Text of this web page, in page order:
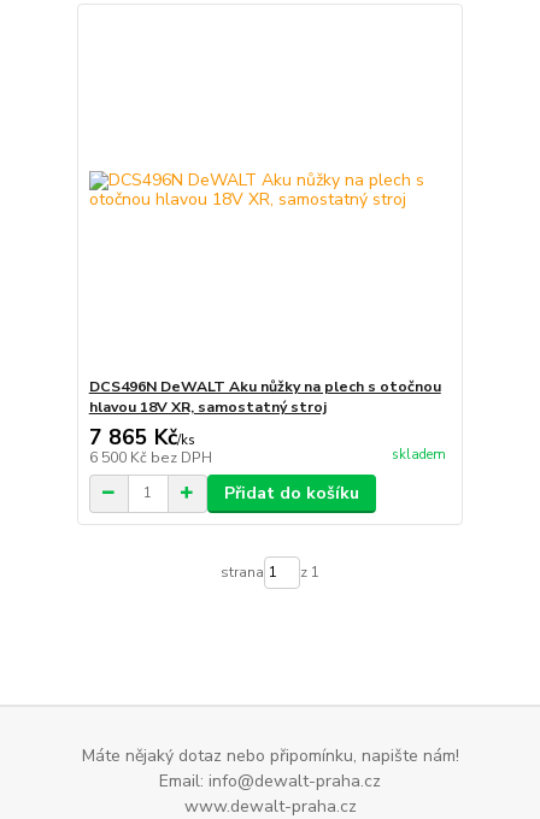
DCS496N DeWALT Aku nůžky na plech s otočnou
hlavou 18V XR, samostatný stroj
7 865 Kč/ks
6 500 Kč bez DPH skladem
Přidat do košíku
strana z 1
Máte nějaký dotaz nebo připomínku, napište nám!
Email: info@dewalt-praha.cz
www.dewalt-praha.cz